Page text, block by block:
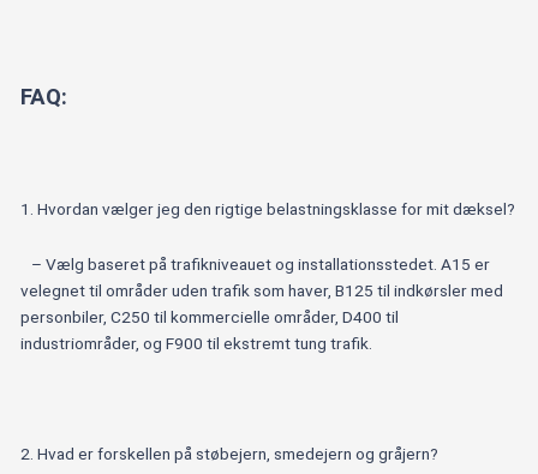
FAQ:
1. Hvordan vælger jeg den rigtige belastningsklasse for mit dæksel?
– Vælg baseret på trafikniveauet og installationsstedet. A15 er
velegnet til områder uden trafik som haver, B125 til indkørsler med
personbiler, C250 til kommercielle områder, D400 til
industriområder, og F900 til ekstremt tung trafik.
2. Hvad er forskellen på støbejern, smedejern og gråjern?